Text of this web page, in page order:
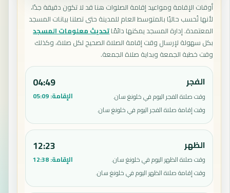
أوقات الإقامة ومواعيد إقامة الصلوات هنا قد لا تكون دقيقة جدًا،
لأنها تُحسب حاليًا بالمتوسط العام للمدينة حتى تصلنا بيانات المسجد
المعتمدة. إدارة المسجد يمكنها دائمًاتحديث معلومات المسجد
بكل سهولة لإرسال وقت إقامة الصلاة الصحيح لكل صلاة، وكذلك
وقت خطبة الجمعة وبداية صلاة الجمعة.
الفجر
وقت صلاة الفجر اليوم في خلونغ سان.
وقت إقامة صلاة الفجر اليوم في خلونغ سان.
04:49
الإقامة:05:09
الظهر
وقت صلاة الظهر اليوم في خلونغ سان.
وقت إقامة صلاة الظهر اليوم في خلونغ سان.
12:23
الإقامة:12:38